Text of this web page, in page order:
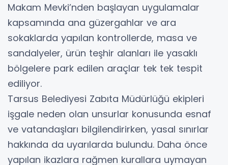
Makam Mevki’nden başlayan uygulamalar
kapsamında ana güzergahlar ve ara
sokaklarda yapılan kontrollerde, masa ve
sandalyeler, ürün teşhir alanları ile yasaklı
bölgelere park edilen araçlar tek tek tespit
ediliyor.
Tarsus Belediyesi Zabıta Müdürlüğü ekipleri
işgale neden olan unsurlar konusunda esnaf
ve vatandaşları bilgilendirirken, yasal sınırlar
hakkında da uyarılarda bulundu. Daha önce
yapılan ikazlara rağmen kurallara uymayan